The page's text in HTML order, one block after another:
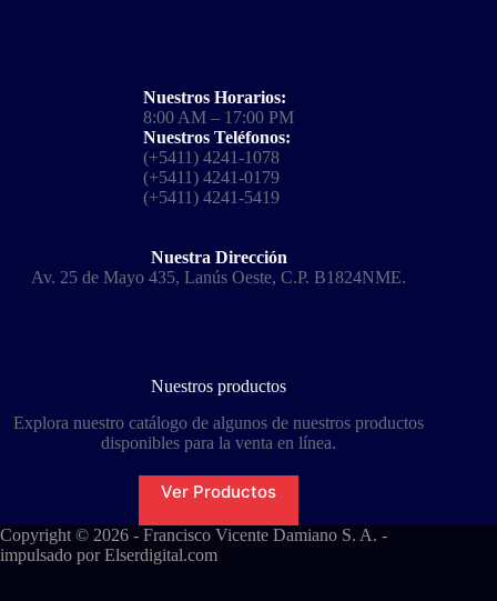
Nuestros Horarios:
8:00 AM – 17:00 PM
Nuestros Teléfonos:
(+5411) 4241-1078
(+5411) 4241-0179
(+5411) 4241-5419
Nuestra Dirección
Av. 25 de Mayo 435, Lanús Oeste, C.P. B1824NME.
Nuestros productos
Explora nuestro catálogo de algunos de nuestros productos
disponibles para la venta en línea.
Ver Productos
Copyright © 2026 - Francisco Vicente Damiano S. A. -
impulsado porElserdigital.com